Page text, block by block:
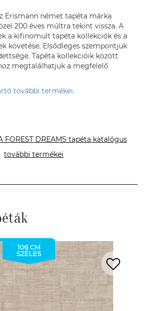
Erismann német tapéta márka
200 éves múltra tekint vissza. A
a kifinomult tapéta kollekciók és a
követése. Elsődleges szempontjuk
Tapéta kollekcióik között
megtalálhatjuk a megfelelő
további termékei.
FOREST DREAMS tapéta katalógus
további termékei
106 CM
SZÉLES